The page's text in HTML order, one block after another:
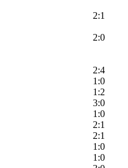
2:1
2:0
2:4
1:0
1:2
3:0
1:0
2:1
2:1
1:0
1:0